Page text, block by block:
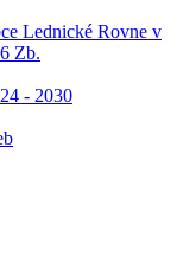
Lednické Rovne v
Zb.
- 2030